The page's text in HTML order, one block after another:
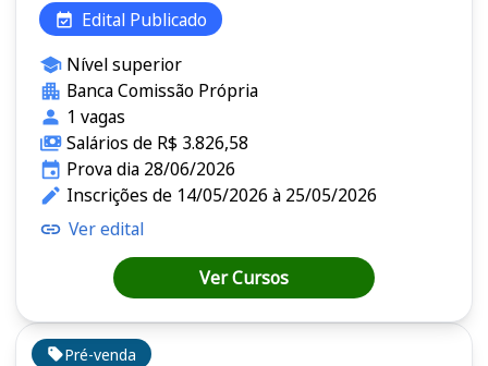
Pré-venda
Edital Publicado
Nível superior
Banca Comissão Própria
1 vagas
Salários de R$ 3.826,58
Prova dia 28/06/2026
Inscrições de 14/05/2026 à 25/05/2026
Ver edital
Ver Cursos